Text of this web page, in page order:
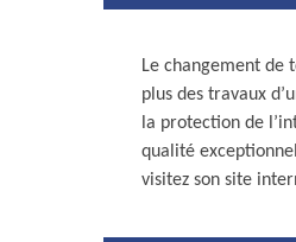
Le changement de
plus des travaux
la protection de
qualité
visitez son site